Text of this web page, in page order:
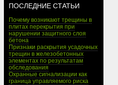
ПОСЛЕДНИЕ СТАТЬИ
Почему возникают трещины в
плитах перекрытия при
нарушении защитного слоя
бетона
Признаки раскрытия усадочных
трещин в железобетонных
элементах по результатам
обследования
Охранные сигнализации как
граница управляемого риска